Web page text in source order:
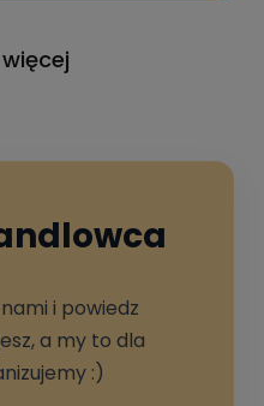
i powiedz
a my to dla
:)